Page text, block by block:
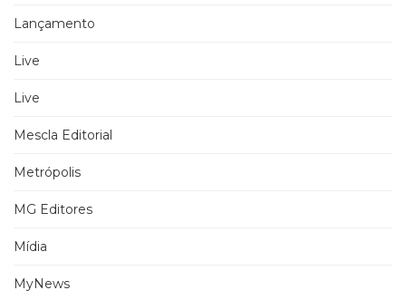
Lançamento
Live
Live
Mescla Editorial
Metrópolis
MG Editores
Mídia
MyNews